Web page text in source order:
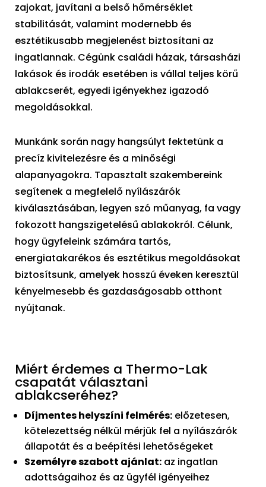
zajokat, javítani a belső hőmérséklet
stabilitását, valamint modernebb és
esztétikusabb megjelenést biztosítani az
ingatlannak. Cégünk családi házak, társasházi
lakások és irodák esetében is vállal teljes körű
ablakcserét, egyedi igényekhez igazodó
megoldásokkal.
Munkánk során nagy hangsúlyt fektetünk a
precíz kivitelezésre és a minőségi
alapanyagokra. Tapasztalt szakembereink
segítenek a megfelelő nyílászárók
kiválasztásában, legyen szó műanyag, fa vagy
fokozott hangszigetelésű ablakokról. Célunk,
hogy ügyfeleink számára tartós,
energiatakarékos és esztétikus megoldásokat
biztosítsunk, amelyek hosszú éveken keresztül
kényelmesebb és gazdaságosabb otthont
nyújtanak.
Miért érdemes a Thermo-Lak
csapatát választani
ablakcseréhez?
Díjmentes helyszíni felmérés: előzetesen,
kötelezettség nélkül mérjük fel a nyílászárók
állapotát és a beépítési lehetőségeket
Személyre szabott ajánlat: az ingatlan
adottságaihoz és az ügyfél igényeihez